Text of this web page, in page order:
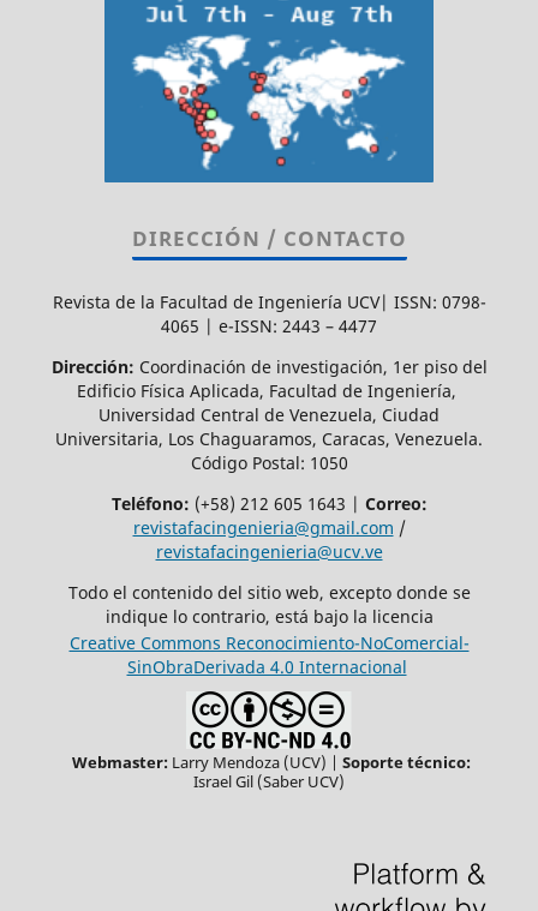
DIRECCIÓN / CONTACTO
Revista de la Facultad de Ingeniería UCV| ISSN: 0798-
4065 | e-ISSN: 2443 – 4477
Dirección: Coordinación de investigación, 1er piso del
Edificio Física Aplicada, Facultad de Ingeniería,
Universidad Central de Venezuela, Ciudad
Universitaria, Los Chaguaramos, Caracas, Venezuela.
Código Postal: 1050
Teléfono: (+58) 212 605 1643 | Correo:
revistafacingenieria@gmail.com /
revistafacingenieria@ucv.ve
Todo el contenido del sitio web, excepto donde se
indique lo contrario, está bajo la licencia
Creative Commons Reconocimiento-NoComercial-
SinObraDerivada 4.0 Internacional
Webmaster: Larry Mendoza (UCV) | Soporte técnico:
Israel Gil (Saber UCV)